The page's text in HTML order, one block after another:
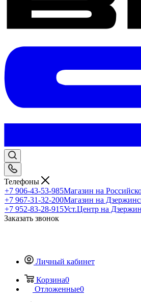
Телефоны
+7 906-43-53-985Магазин на
+7 967-31-32-200Магазин на
+7 952-83-28-915Уст.Центр на
Заказать звонок
Личный кабинет
Корзина0
Отложенные0